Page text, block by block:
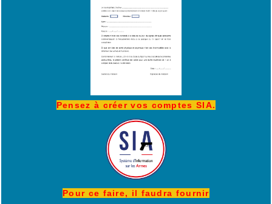
Pensez à créer vos comptes SIA.
Pour ce faire, il faudra fournir